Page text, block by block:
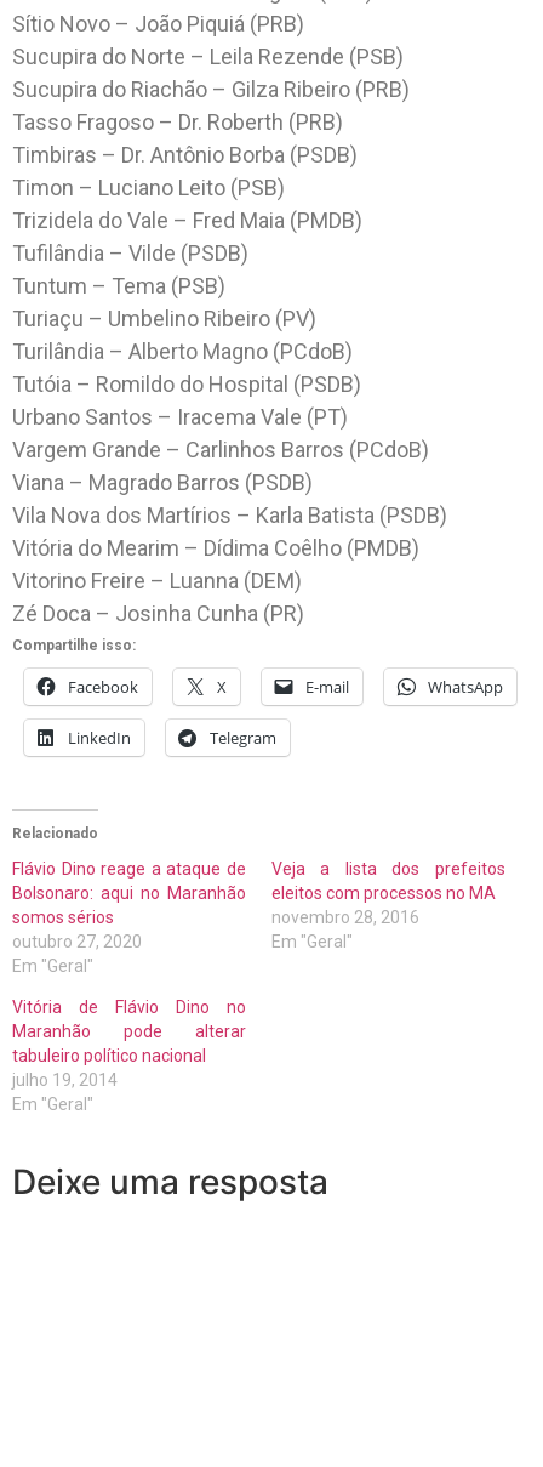
Sítio Novo – João Piquiá (PRB)
Sucupira do Norte – Leila Rezende (PSB)
Sucupira do Riachão – Gilza Ribeiro (PRB)
Tasso Fragoso – Dr. Roberth (PRB)
Timbiras – Dr. Antônio Borba (PSDB)
Timon – Luciano Leito (PSB)
Trizidela do Vale – Fred Maia (PMDB)
Tufilândia – Vilde (PSDB)
Tuntum – Tema (PSB)
Turiaçu – Umbelino Ribeiro (PV)
Turilândia – Alberto Magno (PCdoB)
Tutóia – Romildo do Hospital (PSDB)
Urbano Santos – Iracema Vale (PT)
Vargem Grande – Carlinhos Barros (PCdoB)
Viana – Magrado Barros (PSDB)
Vila Nova dos Martírios – Karla Batista (PSDB)
Vitória do Mearim – Dídima Coêlho (PMDB)
Vitorino Freire – Luanna (DEM)
Zé Doca – Josinha Cunha (PR)
Compartilhe isso:
Facebook X E-mail WhatsApp
LinkedIn Telegram
Relacionado
Flávio Dino reage a ataque de
Bolsonaro: aqui no Maranhão
somos sérios
outubro 27, 2020
Em "Geral"
Veja a lista dos prefeitos
eleitos com processos no MA
novembro 28, 2016
Em "Geral"
Vitória de Flávio Dino no
Maranhão pode alterar
tabuleiro político nacional
julho 19, 2014
Em "Geral"
Deixe uma resposta